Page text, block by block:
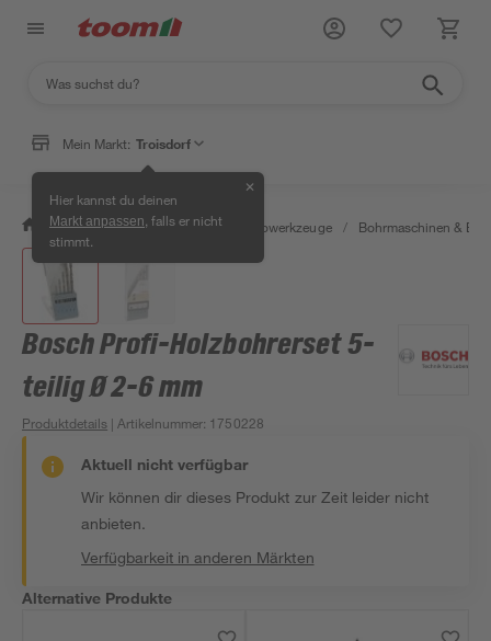
Mein Markt: Troisdorf
Hier kannst du deinen
Markt anpassen , falls er nicht
stimmt.
✕
/ Werkstatt & Maschinen / Elektrowerkzeuge / Bohrmaschinen &
Bosch Profi-Holzbohrerset 5-
teilig Ø 2-6 mm
Produktdetails | Artikelnummer: 1750228
Aktuell nicht verfügbar
Wir können dir dieses Produkt zur Zeit leider nicht
anbieten.
Verfügbarkeit in anderen Märkten
Alternative Produkte